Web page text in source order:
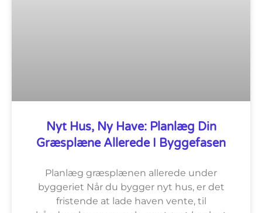
Nyt Hus, Ny Have: Planlæg Din
Græsplæne Allerede I Byggefasen
Planlæg græsplænen allerede under
byggeriet Når du bygger nyt hus, er det
fristende at lade haven vente, til